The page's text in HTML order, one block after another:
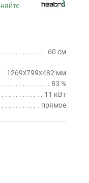
60 см
1269x799x482 мм
83 %
11 кВт
прямое